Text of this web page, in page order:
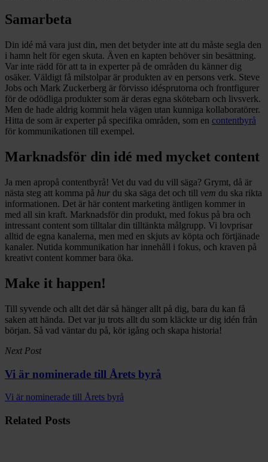
Samarbeta
Din idé må vara just din, men det betyder inte att du måste segla den
i hamn helt för egen skuta. Även en kapten behöver sin besättning.
Var inte rädd för att ta in experter på de områden du känner dig
osäker. Väldigt få milstolpar är produkten av en persons verk. Steve
Jobs och Mark Zuckerberg är förvisso idésprutorna och frontfigurer
för de odödliga produkter som är deras egna skötebarn och livsverk.
Men de hade aldrig kommit hela vägen utan kunniga kollaboratörer.
Hitta de som är experter på specifika områden, som en contentbyrå
för kommunikationen till exempel.
Marknadsför din idé med mycket content
Ja men apropå contentbyrå! Vet du vad du vill säga? Grymt, då är
nästa steg att komma på hur du ska säga det och till vem du ska rikta
informationen. Det är här content marketing äntligen kommer in
med all sin kraft. Marknadsför din produkt, med fokus på bra och
intressant content som tilltalar din tilltänkta målgrupp. Vi lovprisar
alltid de egna kanalerna, men med en skjuts av köpta och förtjänade
kanaler. Nutida kommunikation har innehåll i fokus, och kraven på
kreativt content kommer bara öka.
Make it happen!
Till syvende och allt det där så hänger allt på dig, bara du kan få
saken att hända. Det var ju trots allt du som kläckte ur dig idén från
början. Så vad väntar du på, kör igång och skapa historia!
Next Post
Vi är nominerade till Årets byrå
Vi är nominerade till Årets byrå
Related Posts